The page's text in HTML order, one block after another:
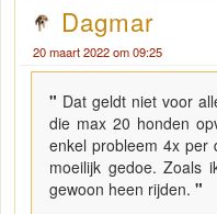
Dagmar
20 maart 2022 om 09:25
" Dat geldt niet voor
die max 20 honden
enkel probleem 4x per
moeilijk gedoe. Zoals
gewoon heen rijden. "